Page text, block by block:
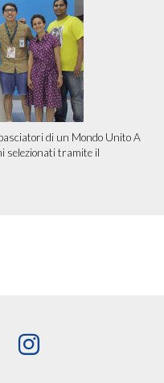
di un Mondo Unito A
selezionati tramite il